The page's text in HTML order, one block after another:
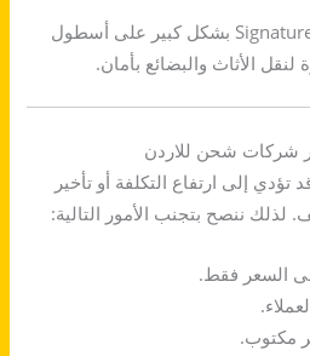
لهذا السبب تعتمد Signature Movers بشكل كبير على أسطول
الأثاث والبضائع بأمان.
شركات شحن للاردن
إلى ارتفاع التكلفة أو تأخير
لذلك ننصح بتجنب الأمور التالية:
السعر فقط.
مكتوب.